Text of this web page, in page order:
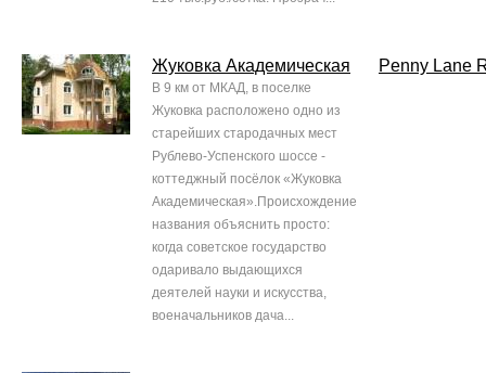
Жуковка Академическая
В 9 км от МКАД, в поселке
Жуковка расположено одно из
старейших стародачных мест
Рублево-Успенского шоссе -
коттеджный посёлок «Жуковка
Академическая».Происхождение
названия объяснить просто:
когда советское государство
одаривало выдающихся
деятелей науки и искусства,
военачальников дача...
Penny Lane